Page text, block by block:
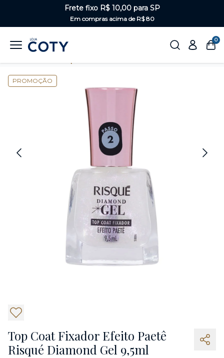
Frete fixo R$ 10,00 para SP
Em compras acima de R$ 80
0
PROMOÇÃO
Top Coat Fixador Efeito Paetê
Risqué Diamond Gel 9,5ml